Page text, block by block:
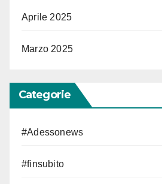
Aprile 2025
Marzo 2025
Categorie
#Adessonews
#finsubito